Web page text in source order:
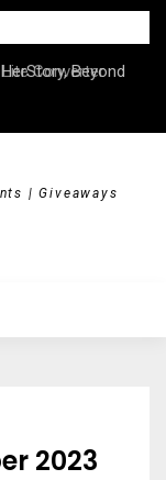
Converter
Beyond
| Giveaways
2023